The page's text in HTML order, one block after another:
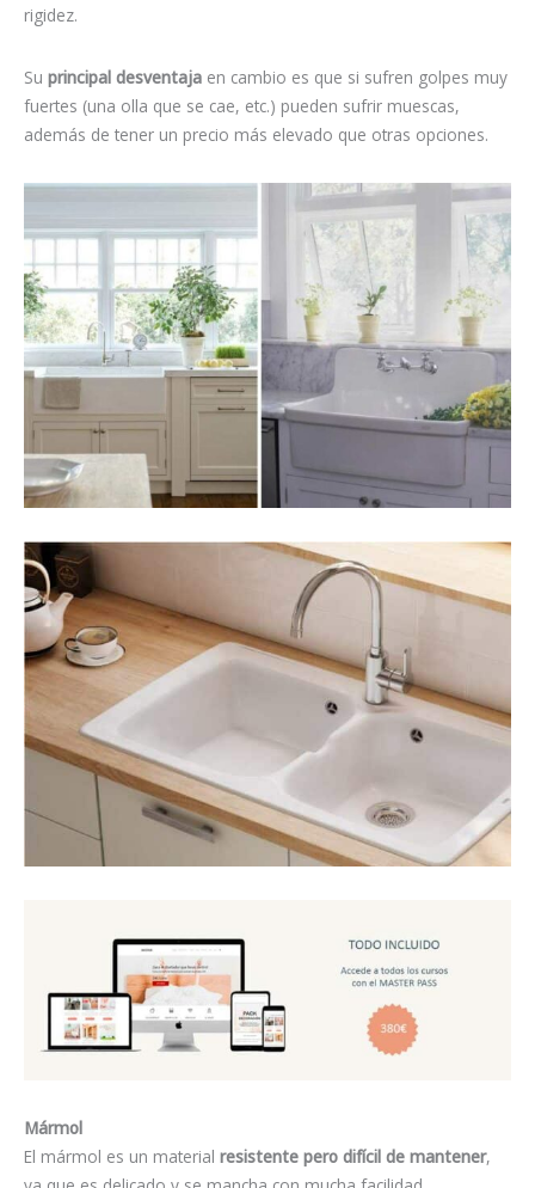
rigidez.
Su principal desventaja en cambio es que si sufren golpes muy
fuertes (una olla que se cae, etc.) pueden sufrir muescas,
además de tener un precio más elevado que otras opciones.
Mármol
El mármol es un material resistente pero difícil de mantener,